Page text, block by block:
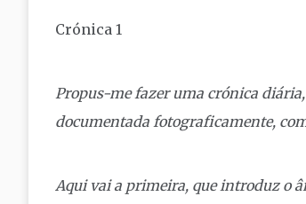
Crónica 1
Propus-me fazer uma crónica
documentada fotograficamente,
Aqui vai a primeira, que introduz o